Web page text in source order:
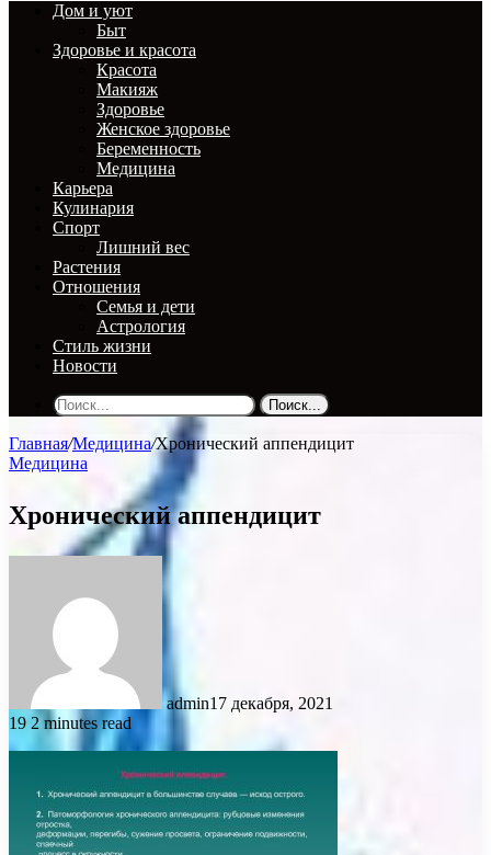
Дом и уют
Быт
Здоровье и красота
Красота
Макияж
Здоровье
Женское здоровье
Беременность
Медицина
Карьера
Кулинария
Спорт
Лишний вес
Растения
Отношения
Семья и дети
Астрология
Стиль жизни
Новости
Поиск...
Главная/Медицина/Хронический аппендицит
Медицина
Хронический аппендицит
admin17 декабря, 2021
19 2 minutes read